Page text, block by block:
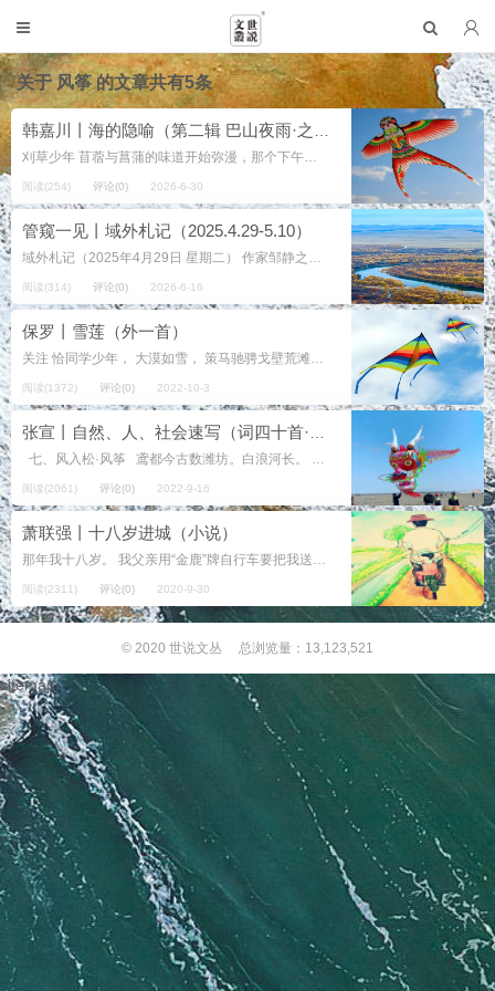
关于风筝的文章共有5条
刈草少年 苜蓿与菖蒲的味道开始弥漫，那个下午的阳光散发着女人的气息。 那是一条弯曲小路的导引，镰刀弯曲着切开草莽所蕴含的大地的真相。 风沿着草叶从长长的峡谷奔行而来，迎面撞响了站立的少年，拍打他的胸肌与额前...
阅读(254) 评论(0) 2026-6-30
管窥一见丨域外札记（2025.4.29-5.10）
域外札记（2025年4月29日 星期二） 作家邹静之《爱情宝典》中第四个故事《风筝误》，同样是改编之作。我查过资料：《风筝误》是清代文学家李渔创作的传奇戏剧，共三十出，完成于顺治十年（1653年）。全剧以风筝为线索...
阅读(314) 评论(0) 2026-6-16
保罗丨雪莲（外一首）
关注 恰同学少年， 大漠如雪， 策马驰骋戈壁荒滩。 追逐着青春的梦想飞呀飞， 飞向远方， 飞向天际的高山。 饮马江边， 溪水潺潺， 小憩顾盼。 咦， 何处的花儿，不离左右，时常相伴。 虽冰雪冷傲， 但寒风中摇曳的是她含...
阅读(1372) 评论(0) 2022-10-3
七、风入松·风筝 鸢都今古数潍坊。白浪河长。 年年赛会八方客，春明媚，洒满阳光。 走兽飞禽竞技，蜈蚣仙女高翔。 ...
阅读(2061) 评论(0) 2022-9-16
萧联强丨十八岁进城（小说）
那年我十八岁。 我父亲用“金鹿”牌自行车要把我送到离我村三十华里远的一个小镇。 父亲吃力地蹬着脚踏车，因劳作而佝偻的腰身和蓬乱花白的头发，让我感到丝丝酸楚，像不断飞过的鞭影，在我心里隐显。 父亲急促的呼吸声、破旧...
阅读(2311) 评论(0) 2020-9-30
© 2020 世说文丛 总浏览量：13,123,521
sitemap